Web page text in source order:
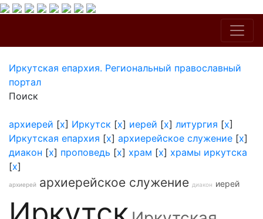
Иркутская епархия. Региональный православный
портал
Поиск
архиерей [x] Иркутск [x] иерей [x] литургия [x]
Иркутская епархия [x] архиерейское служение [x]
диакон [x] проповедь [x] храм [x] храмы иркутска
[x]
архиерей архиерейское служение диакон иерей